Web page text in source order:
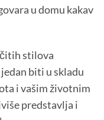
u domu kakav
stilova
biti u skladu
i vašim životnim
predstavlja i